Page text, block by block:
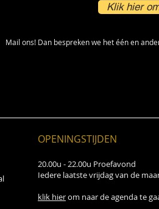
Mail ons! Dan bespreken we het één en
Klik hier
OPENINGSTIJDEN
20.00u - 22.00u Proefavond
Iedere laatste vrijdag van de
klik hierom naar de agenda te